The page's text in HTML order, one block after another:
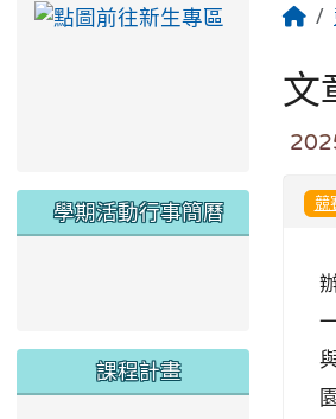
文
競
學期活動行事簡曆
link to https://
link to https://
課程計畫